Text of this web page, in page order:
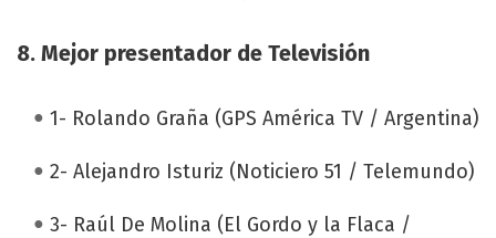
8. Mejor presentador de Televisión
1- Rolando Graña (GPS América TV / Argentina)
2- Alejandro Isturiz (Noticiero 51 / Telemundo)
3- Raúl De Molina (El Gordo y la Flaca /